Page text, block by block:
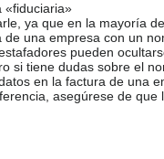
«fiduciaria»
ya que en la mayoría
una empresa con un
pueden
si tiene dudas sobre el
en la factura de una
asegúrese de